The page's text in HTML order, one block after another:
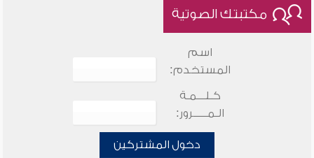
مكتبتك الصوتية
اسم
المستخدم:
كـلـــمـة
الـمـــــرور:
دخول المشتركين